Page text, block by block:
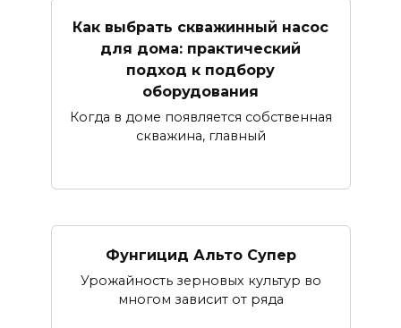
Как выбрать скважинный насос
для дома: практический
подход к подбору
оборудования
Когда в доме появляется собственная
скважина, главный
Фунгицид Альто Супер
Урожайность зерновых культур во
многом зависит от ряда